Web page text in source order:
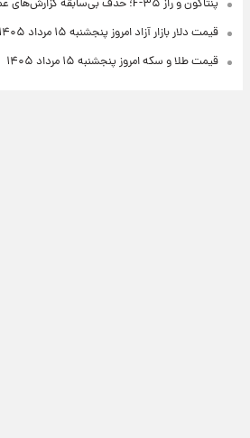
پنتاگون و راز F-۳۵؛ حذف بی‌سابقه گزارش‌های عملکرد جنگنده‌های نسل پنجم
قیمت دلار بازار آزاد امروز پنجشنبه ۱۵ مرداد ۱۴۰۵ +جدول
قیمت طلا و سکه امروز پنجشنبه ۱۵ مرداد ۱۴۰۵